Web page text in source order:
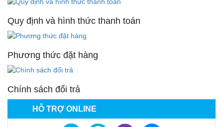
HỖ TRỢ ONLINE
Quy định và hình thức thanh toán
Phương thức đặt hàng
Chính sách đổi trả